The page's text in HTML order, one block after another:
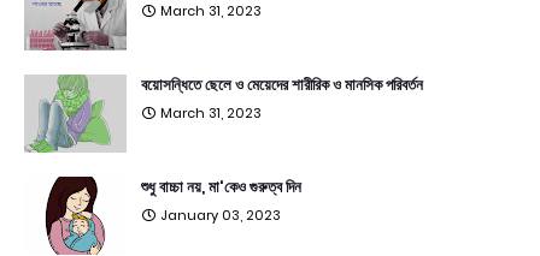
March 31, 2023
বয়োসন্ধিতে ছেলে ও মেয়েদের শারীরিক ও মানসিক পরিবর্তন
March 31, 2023
শুধু বাচ্চা নয়, মা'কেও গুরুত্ব দিন
January 03, 2023